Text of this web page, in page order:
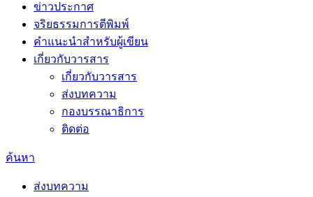
ข่าวประกาศ
จริยธรรมการตีพิมพ์
คำแนะนำสำหรับผู้เขียน
เกี่ยวกับวารสาร
เกี่ยวกับวารสาร
ส่งบทความ
กองบรรณาธิการ
ติดต่อ
ค้นหา
ส่งบทความ